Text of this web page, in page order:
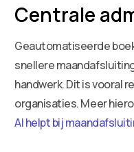
Centrale
Geautomatiseerde
snellere
handwerk. Dit is vooral
organisaties. Meer
AI helpt bij